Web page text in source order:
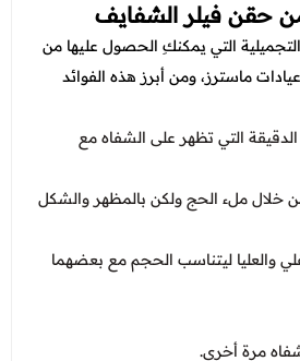
من حقن فيلر الشفايف
التي يمكنكِ الحصول عليها من
ماسترز، ومن أبرز هذه الفوائد
التي تظهر على الشفاه مع
خلال ملء الحج ولكن بالمظهر والشكل
والعليا ليتناسب الحجم مع بعضهما
مرة أخرى.